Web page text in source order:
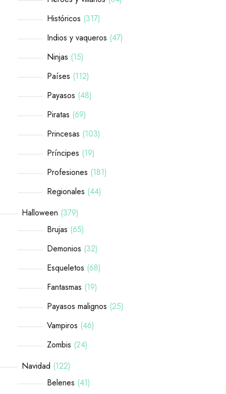
Históricos 317
Indios y vaqueros 47
Ninjas 15
Países 112
Payasos 48
Piratas 69
Princesas 103
Príncipes 19
Profesiones 181
Regionales 44
Halloween 379
Brujas 65
Demonios 32
Esqueletos 68
Fantasmas 19
Payasos malignos 25
Vampiros 46
Zombis 24
Navidad 122
Belenes 41